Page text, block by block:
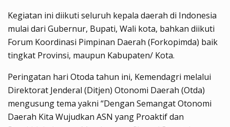
Kegiatan ini diikuti seluruh kepala daerah di Indonesia
mulai dari Gubernur, Bupati, Wali kota, bahkan diikuti
Forum Koordinasi Pimpinan Daerah (Forkopimda) baik
tingkat Provinsi, maupun Kabupaten/ Kota.
Peringatan hari Otoda tahun ini, Kemendagri melalui
Direktorat Jenderal (Ditjen) Otonomi Daerah (Otda)
mengusung tema yakni “Dengan Semangat Otonomi
Daerah Kita Wujudkan ASN yang Proaktif dan